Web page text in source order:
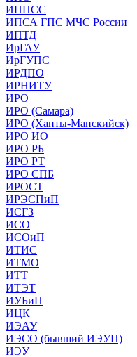
ИППСС
ИПСА ГПС МЧС России
ИПТД
ИрГАУ
ИрГУПС
ИРДПО
ИРНИТУ
ИРО
ИРО (Самара)
ИРО (Ханты-Манскийск)
ИРО ИО
ИРО РБ
ИРО РТ
ИРО СПБ
ИРОСТ
ИРЭСПиП
ИСГЗ
ИСО
ИСОиП
ИТИС
ИТМО
ИТТ
ИТЭТ
ИУБиП
ИЦК
ИЭАУ
ИЭСО (бывший ИЭУП)
ИЭУ